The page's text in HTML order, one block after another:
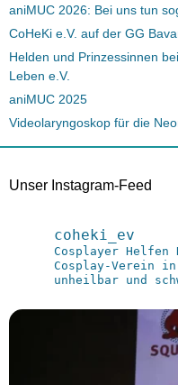
aniMUC 2026: Bei uns tun
CoHeKi e.V. auf der GG
Helden und Prinzessinnen
Leben e.V.
aniMUC 2025
Videolaryngoskop für die
Unser Instagram-Feed
coheki_ev
Cosplayer Helfen
Cosplay-Verein
unheilbar und